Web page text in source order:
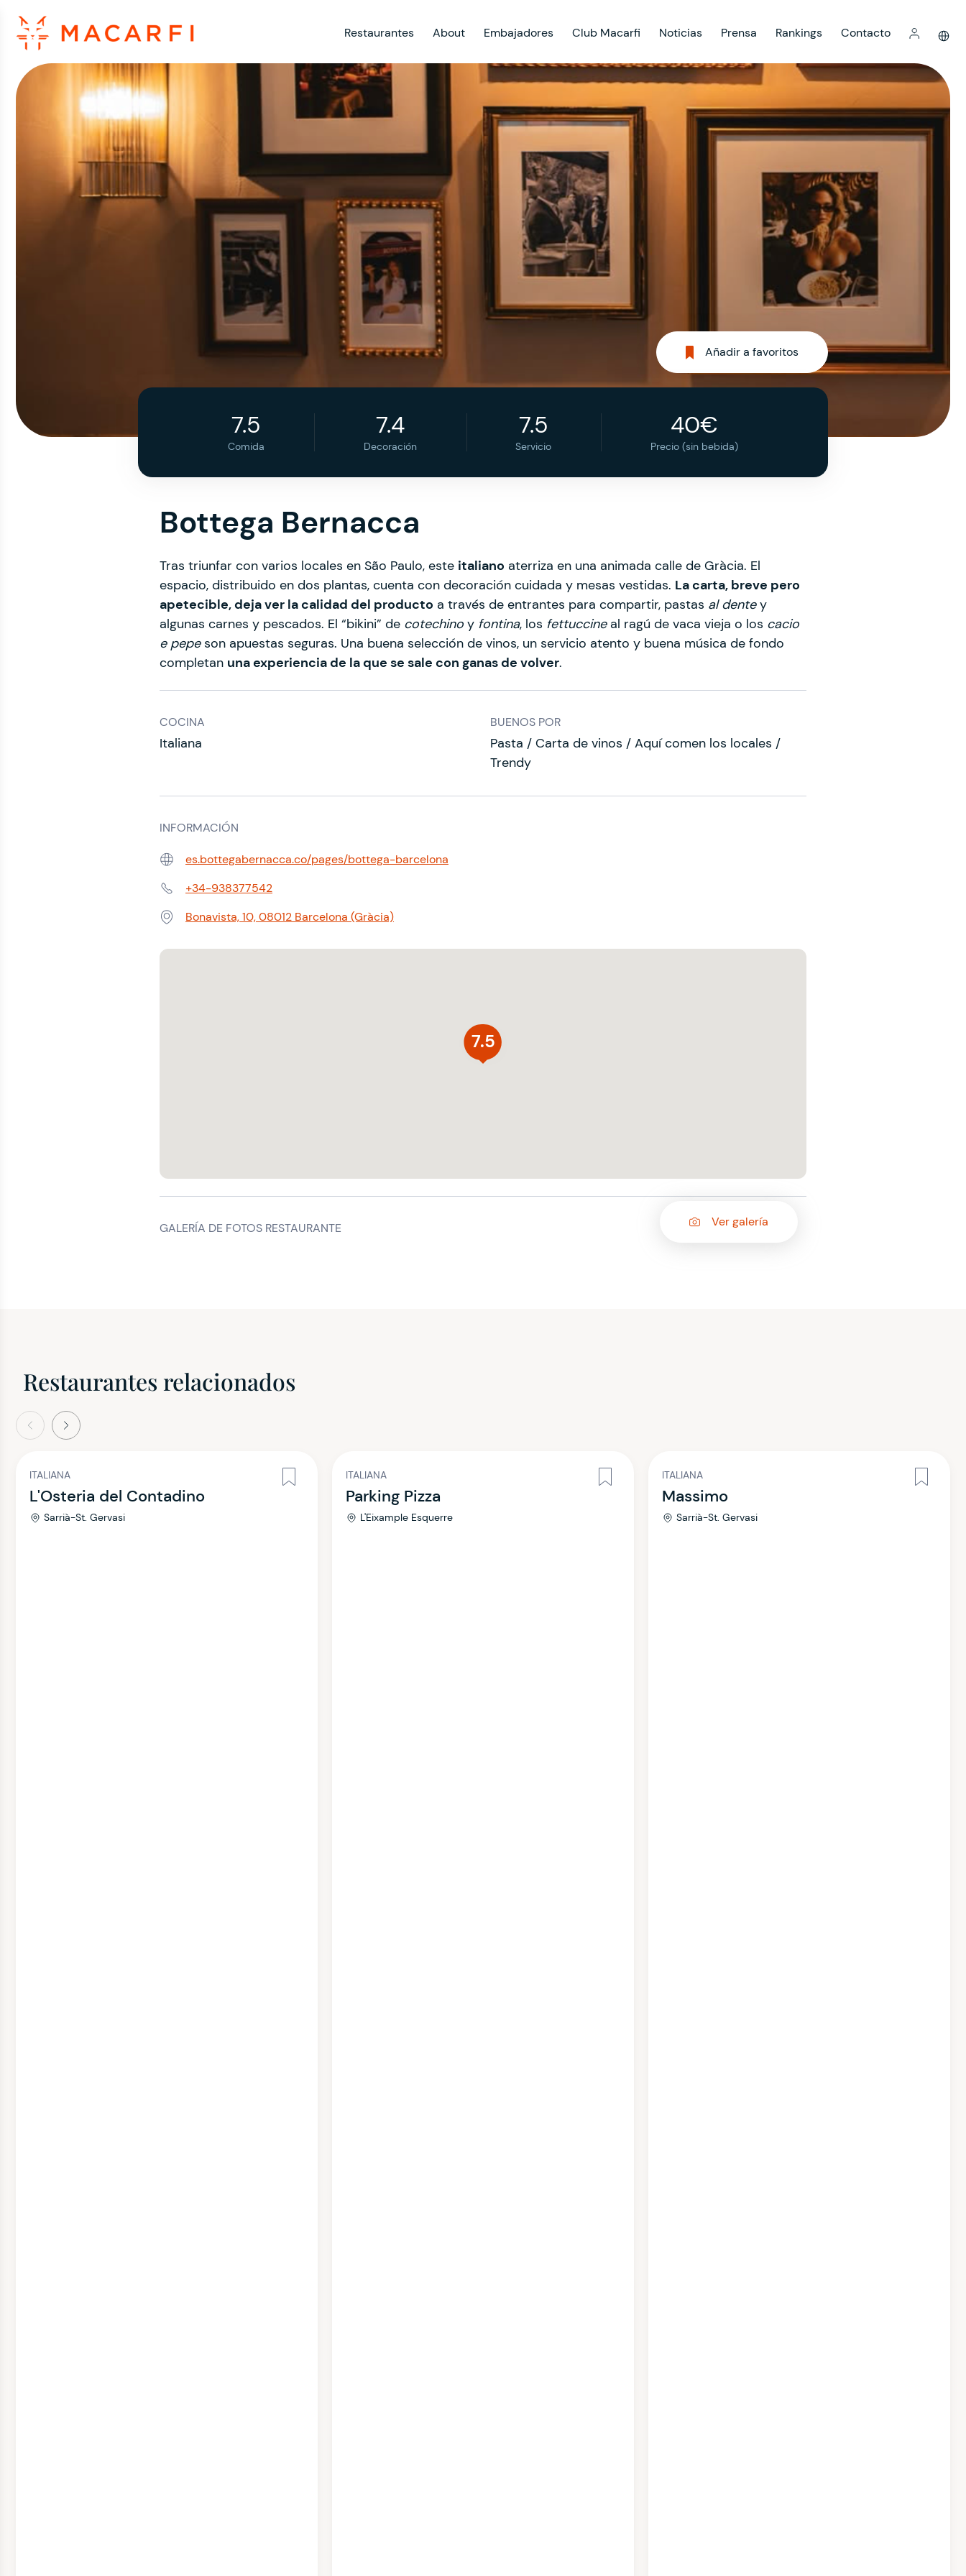
Restaurantes About Embajadores Club Macarfi Noticias Prensa Rankings Contacto
Añadir a favoritos
7.5
Comida
7.4
Decoración
7.5
Servicio
40€
Precio (sin bebida)
Bottega Bernacca
Tras triunfar con varios locales en São Paulo, este italiano aterriza en una animada calle de Gràcia. El
espacio, distribuido en dos plantas, cuenta con decoración cuidada y mesas vestidas. La carta, breve pero
apetecible, deja ver la calidad del producto a través de entrantes para compartir, pastas al dentey
algunas carnes y pescados. El “bikini” de cotechino y fontina, los fettuccineal ragú de vaca vieja o los cacio
e pepeson apuestas seguras. Una buena selección de vinos, un servicio atento y buena música de fondo
completan una experiencia de la que se sale con ganas de volver.
COCINA
Italiana
BUENOS POR
Pasta / Carta de vinos / Aquí comen los locales /
Trendy
INFORMACIÓN
Web: es.bottegabernacca.co/pages/bottega-barcelona
Teléfono:+34-938377542
Dirección:Bonavista, 10, 08012 Barcelona (Gràcia)
7.5
GALERÍA DE FOTOS RESTAURANTE Ver galería
Restaurantes relacionados
Siguiente
ITALIANA
L'Osteria del Contadino
Sarrià-St. Gervasi
ITALIANA
Parking Pizza
L'Eixample Esquerre
ITALIANA
Massimo
Sarrià-St. Gervasi